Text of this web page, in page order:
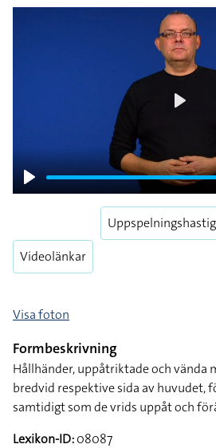
Play
Videolänkar
Visa foton
Formbeskrivning
Hållhänder, uppåtriktade och vända
bredvid respektive sida av huvudet,
samtidigt som de vrids uppåt och
Lexikon-ID:08087